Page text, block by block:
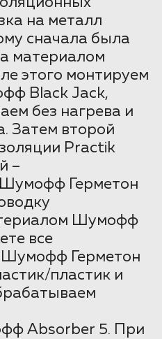
на металл
сначала была
материалом
этого монтируем
Black Jack,
без нагрева и
Затем второй
Practik
–
Герметон
Шумофф
все
Шумофф Герметон
пластик и
Absorber 5. При